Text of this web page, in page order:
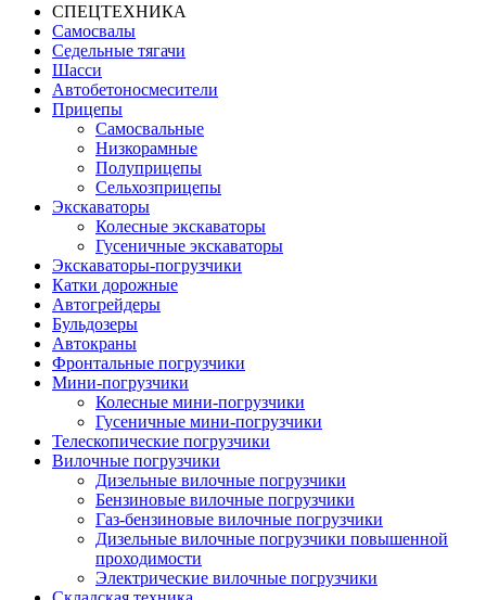
СПЕЦТЕХНИКА
Самосвалы
Седельные тягачи
Шасси
Автобетоно­смесители
Прицепы
Самосвальные
Низкорамные
Полуприцепы
Сельхозприцепы
Экскаваторы
Колесные экскаваторы
Гусеничные экскаваторы
Экскаваторы-погрузчики
Катки дорожные
Автогрейдеры
Бульдозеры
Автокраны
Фронтальные погрузчики
Мини-погрузчики
Колесные мини-погрузчики
Гусеничные мини-погрузчики
Телескопические погрузчики
Вилочные погрузчики
Дизельные вилочные погрузчики
Бензиновые вилочные погрузчики
Газ-бензиновые вилочные погрузчики
Дизельные вилочные погрузчики повышенной
проходимости
Электрические вилочные погрузчики